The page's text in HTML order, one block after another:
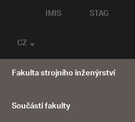
IMIS STAG
CZ
Fakulta strojního inženýrství
Součásti fakulty